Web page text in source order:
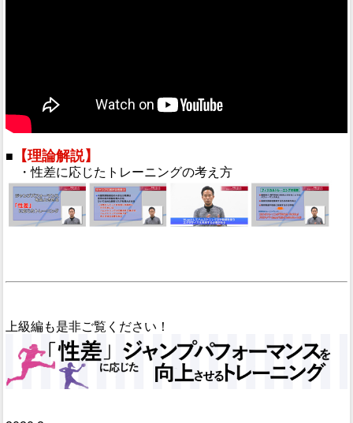
■ 【理論解説】
・性差に応じたトレーニングの考え方
上級編も是非ご覧ください！